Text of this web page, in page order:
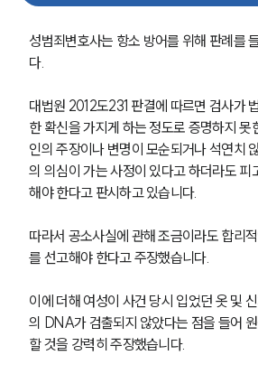
성범죄변호사는 항소 방어를 위해 판례를
다.
대법원 2012도231 판결에 따르면 검사가
한 확신을 가지게 하는 정도로 증명하지 못
인의 주장이나 변명이 모순되거나 석연치
의 의심이 가는 사정이 있다고 하더라도 피
해야 한다고 판시하고 있습니다.
따라서 공소사실에 관해 조금이라도 합리
를 선고해야 한다고 주장했습니다.
이에 더해 여성이 사건 당시 입었던 옷 및
의 DNA가 검출되지 않았다는 점을 들어
할 것을 강력히 주장했습니다.